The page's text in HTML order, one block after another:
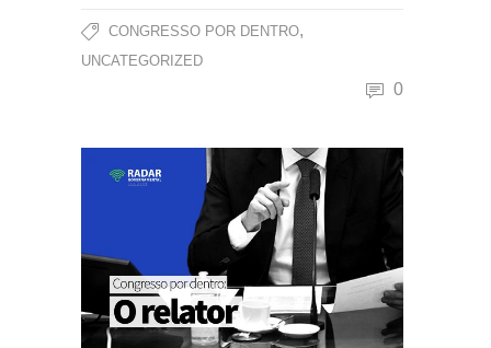
CONGRESSO POR DENTRO,
UNCATEGORIZED
0